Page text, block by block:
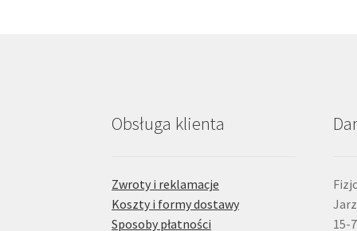
Obsługa klienta
Zwroty i reklamacje
Koszty i formy dostawy
Sposoby płatności
15-